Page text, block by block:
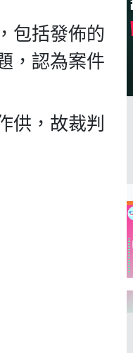
包括發佈的
，認為案件
供，故裁判